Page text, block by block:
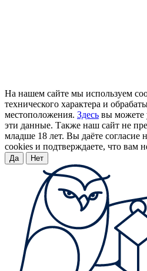
На нашем сайте мы используем
технического характера и
местоположения. Здесь вы можете
эти данные. Также наш сайт не
младше 18 лет. Вы даёте согласие
cookies и подтверждаете, что вам
Да Нет